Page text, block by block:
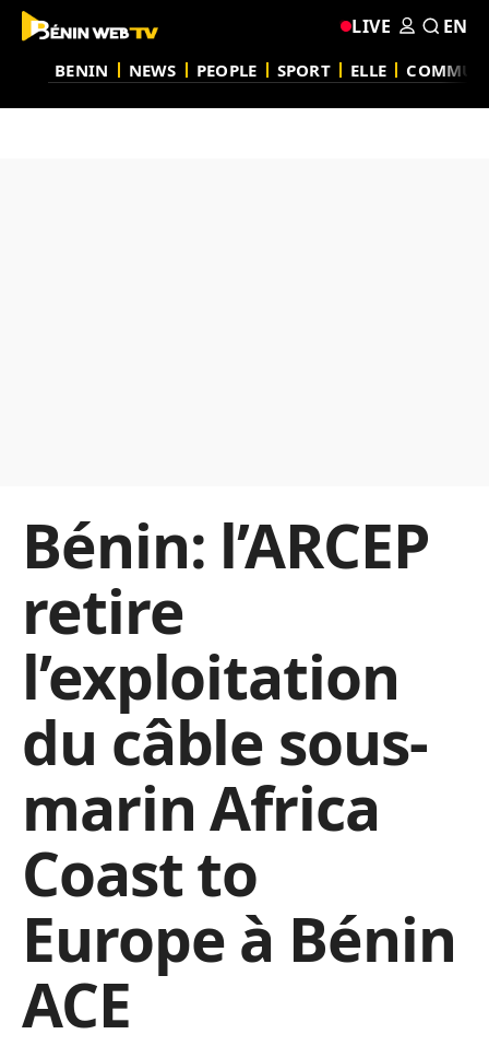
BENIN NEWS PEOPLE SPORT ELLE
LIVE EN
Bénin: l’ARCEP
retire
l’exploitation
du câble sous-
marin Africa
Coast to
Europe à Bénin
ACE